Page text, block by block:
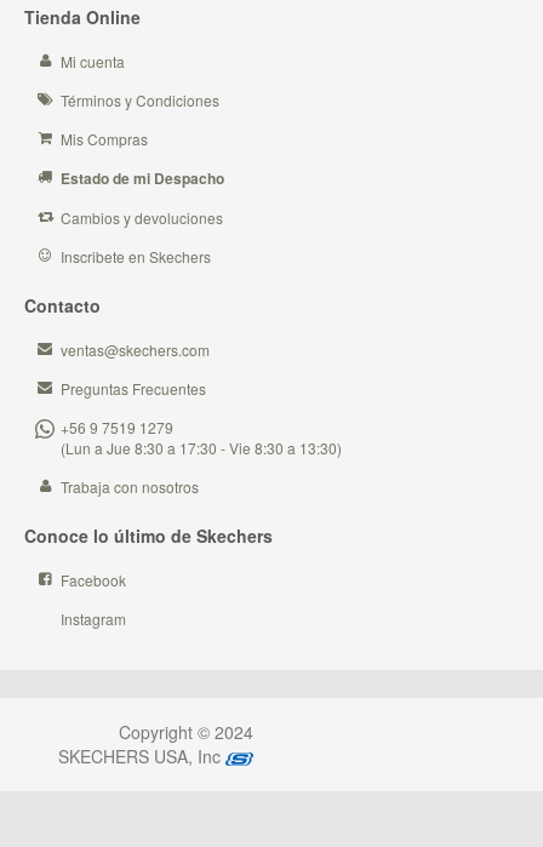
Tienda Online
Mi cuenta
Términos y Condiciones
Mis Compras
Estado de mi Despacho
Cambios y devoluciones
Inscribete en Skechers
Contacto
ventas@skechers.com
Preguntas Frecuentes
+56 9 7519 1279
(Lun a Jue 8:30 a 17:30 - Vie 8:30 a 13:30)
Trabaja con nosotros
Conoce lo último de Skechers
Facebook
Instagram
Copyright © 2024
SKECHERS USA, Inc